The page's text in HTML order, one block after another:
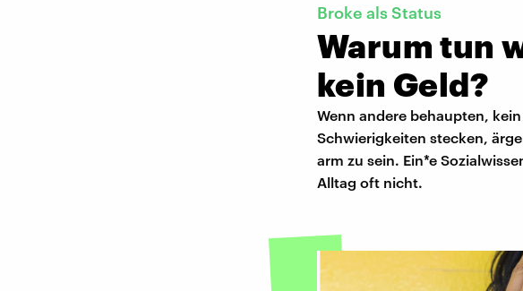
Broke als Status
Warum tun
kein Geld?
Wenn andere behaupten,
Schwierigkeiten stecken,
arm zu sein. Ein*e
Alltag oft nicht.